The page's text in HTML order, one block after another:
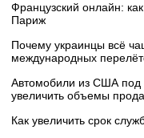
Французский онлайн:
Париж
Почему украинцы всё
международных
Автомобили из США под
увеличить объемы
Как увеличить срок